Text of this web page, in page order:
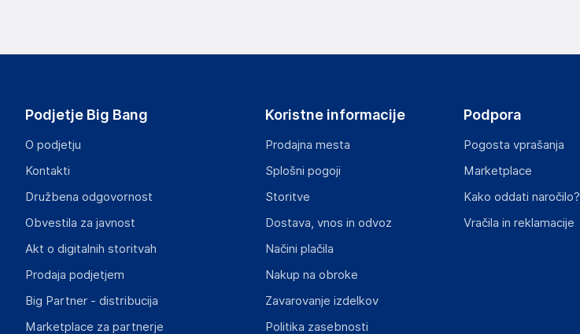
verkau@aquagart.de
Gospodarski subjekt s sedežem v EU, ki zagotavlja skladnost izdelka z zahtevanimi predpisi.
Heubischer Ortsstraße 79 96524 Föritztal
Germany
Slike o varnosti izdelka
Slike o varnosti izdelka vsebujejo opozorila na embalaži izdelka in lahko vključujejo ključne varnostne
Podjetje Big Bang
O podjetju
Kontakti
Družbena odgovornost
Obvestila za javnost
Akt o digitalnih storitvah
Prodaja podjetjem
Big Partner - distribucija
Marketplace za partnerje
Koristne informacije
Prodajna mesta
Splošni pogoji
Storitve
Dostava, vnos in odvoz
Načini plačila
Nakup na obroke
Zavarovanje izdelkov
Politika zasebnosti
Podpora
Pogosta vprašanja
Marketplace
Kako oddati naročilo?
Vračila in reklamacije